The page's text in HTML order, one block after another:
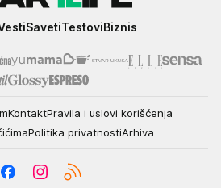
SavetiTestoviBiznis
KontaktPravila i uslovi korišćenja
Politika privatnostiArhiva